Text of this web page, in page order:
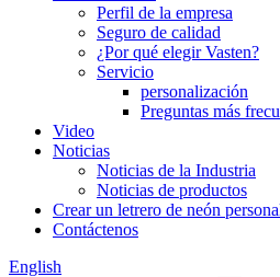
Perfil de la empresa
Seguro de calidad
¿Por qué elegir Vasten?
Servicio
personalización
Preguntas más
Video
Noticias
Noticias de la Industria
Noticias de productos
Crear un letrero de neón
Contáctenos
English